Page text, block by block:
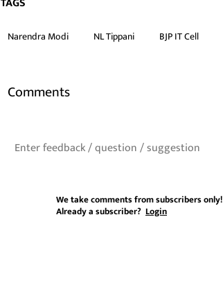
Narendra Modi NL Tippani BJP IT Cell
Comments
We take comments from subscribers only!
Already a subscriber? Login